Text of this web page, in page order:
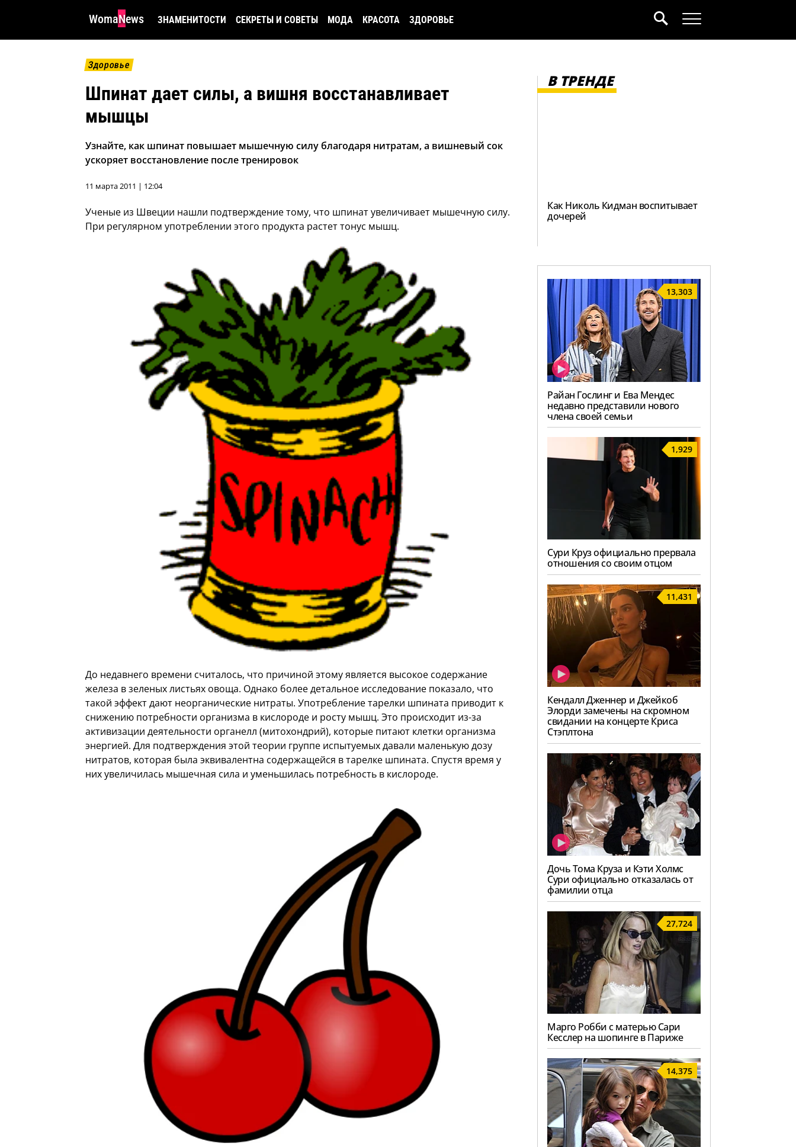
WomaNews ЗНАМЕНИТОСТИ СЕКРЕТЫ И СОВЕТЫ МОДА КРАСОТА ЗДОРОВЬЕ
Здоровье
Шпинат дает силы, а вишня восстанавливает
мышцы
Узнайте, как шпинат повышает мышечную силу благодаря нитратам, а вишневый сок
ускоряет восстановление после тренировок
11 марта 2011 | 12:04
Ученые из Швеции нашли подтверждение тому, что шпинат увеличивает мышечную силу.
При регулярном употреблении этого продукта растет тонус мышц.
До недавнего времени считалось, что причиной этому является высокое содержание
железа в зеленых листьях овоща. Однако более детальное исследование показало, что
такой эффект дают неорганические нитраты. Употребление тарелки шпината приводит к
снижению потребности организма в кислороде и росту мышц. Это происходит из-за
активизации деятельности органелл (митохондрий), которые питают клетки организма
энергией. Для подтверждения этой теории группе испытуемых давали маленькую дозу
нитратов, которая была эквивалентна содержащейся в тарелке шпината. Спустя время у
них увеличилась мышечная сила и уменьшилась потребность в кислороде.
В ТРЕНДЕ
Как Николь Кидман воспитывает
дочерей
13,303
Райан Гослинг и Ева Мендес
недавно представили нового
члена своей семьи
1,929
Сури Круз официально прервала
отношения со своим отцом
11,431
Кендалл Дженнер и Джейкоб
Элорди замечены на скромном
свидании на концерте Криса
Стэплтона
Дочь Тома Круза и Кэти Холмс
Сури официально отказалась от
фамилии отца
27,724
Марго Робби с матерью Сари
Кесслер на шопинге в Париже
14,375